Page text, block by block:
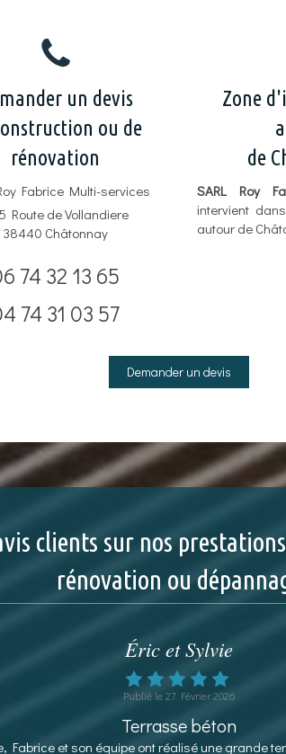
un devis
ou de
rénovation
Fabrice Multi-services
Route de Vollandiere
38440 Châtonnay
74 32 13 65
74 31 03 57
Zone
de
SARL Roy
intervient
autour de
Demander un devis
clients sur nos
rénovation ou
Éric et Sylvie
Publié le 27 Février 2026
Terrasse béton
Fabrice et son équipe ont réalisé une grande